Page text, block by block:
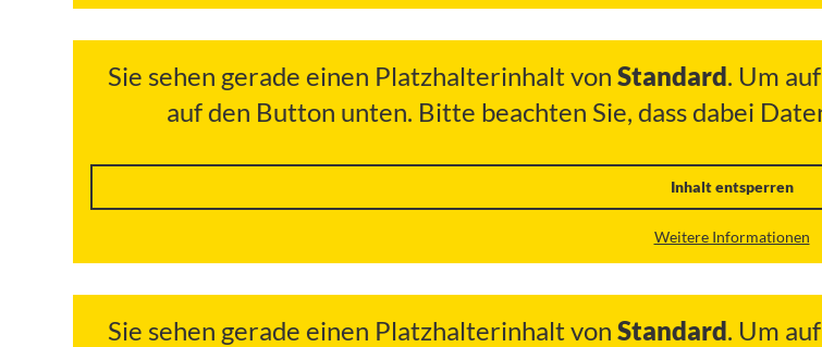
Sie sehen gerade einen Platzhalterinhalt von Standard. Um
auf den Button unten. Bitte beachten Sie, dass dabei
Inhalt entsperren
Weitere Informationen
Sie sehen gerade einen Platzhalterinhalt von Standard. Um